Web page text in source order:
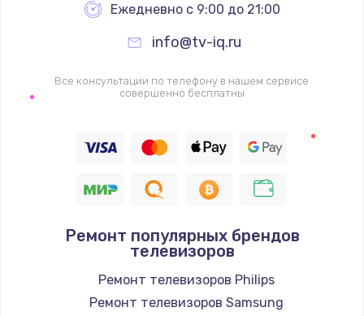
Заказать
Не работает
1400 руб.
Восстановление цепи питания, пайка
Заказать
Программный ремонт/прошивка
Ежедневно с 9:00 до 21:00
info@tv-iq.ru
Все консультации по телефону в нашем сервисе
совершенно бесплатны
Ремонт популярных брендов
телевизоров
Ремонт телевизоров Philips
Ремонт телевизоров Samsung